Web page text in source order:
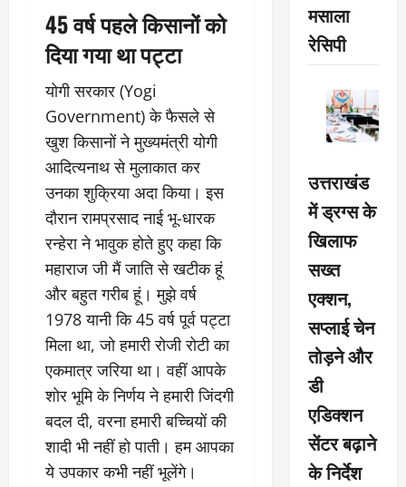
45 वर्ष पहले किसानों को
दिया गया था पट्टा
योगी सरकार (Yogi
Government) के फैसले से
खुश किसानों ने मुख्यमंत्री योगी
आदित्यनाथ से मुलाकात कर
उनका शुक्रिया अदा किया। इस
दौरान रामप्रसाद नाई भू-धारक
रन्हेरा ने भावुक होते हुए कहा कि
महाराज जी मैं जाति से खटीक हूं
और बहुत गरीब हूं। मुझे वर्ष
1978 यानी कि 45 वर्ष पूर्व पट्टा
मिला था, जो हमारी रोजी रोटी का
एकमात्र जरिया था। वहीं आपके
शोर भूमि के निर्णय ने हमारी जिंदगी
बदल दी, वरना हमारी बच्चियों की
शादी भी नहीं हो पाती। हम आपका
ये उपकार कभी नहीं भूलेंगे।
मसाला
रेसिपी
उत्तराखंड
में ड्रग्स के
खिलाफ
सख्त
एक्शन,
सप्लाई चेन
तोड़ने और
डी
एडिक्शन
सेंटर बढ़ाने
के निर्देश